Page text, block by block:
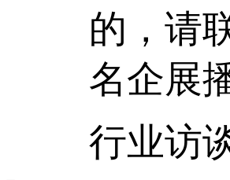
的，请
名企展
行业访